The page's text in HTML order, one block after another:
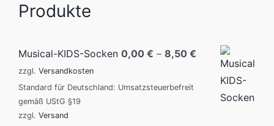
Produkte
Musical-KIDS-Socken 0,00 € – 8,50 €
zzgl. Versandkosten
Standard für Deutschland: Umsatzsteuerbefreit
gemäß UStG §19
zzgl. Versand